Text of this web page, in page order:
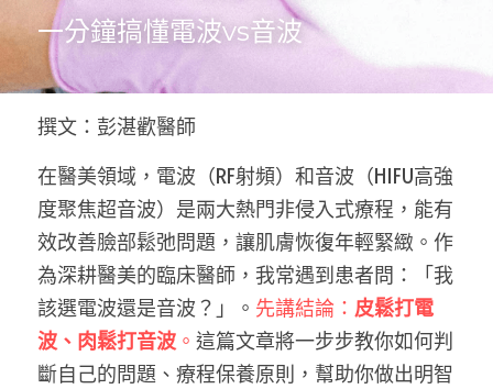
一分鐘搞懂電波vs音波
撰文：彭湛歡醫師
在醫美領域，電波（RF射頻）和音波（HIFU高強
度聚焦超音波）是兩大熱門非侵入式療程，能有
效改善臉部鬆弛問題，讓肌膚恢復年輕緊緻。作
為深耕醫美的臨床醫師，我常遇到患者問：「我
該選電波還是音波？」。 先講結論： 皮鬆打電
波、肉鬆打音波 。 這篇文章將一步步教你如何判
斷自己的問題、療程保養原則，幫助你做出明智